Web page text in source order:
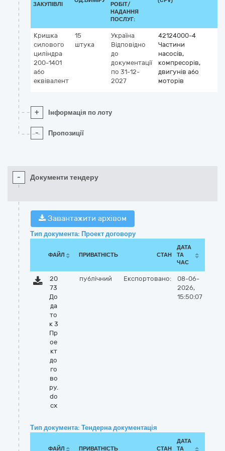
ЗАКУПІВЛІ
РОБІТ/
НАДАННЯ
ПОСЛУГ:
Кришка
силового
циліндра
200-1401
або
еквівалент
15
штука
Україна
Відповідно
до
документації
по 31-12-
2027
42124000-4
Частини
насосів,
компресорів,
двигунів або
моторів
+ Інформація по лоту
- Пропозиції
- Документи тендеру
Завантажити архівом
Тип документа: Проект договору
ФАЙЛ ПРИВАТНІСТЬ СТАН
ДАТА
ТА
ЧАС
20
73
До
да
то
к 3
Пр
ое
кт
до
го
во
ру.
do
cx
публічний Експортовано:
08-06-
2026,
15:50:07
Тип документа: Тендерна документація
ФАЙЛ ПРИВАТНІСТЬ СТАН
ДАТА
ТА